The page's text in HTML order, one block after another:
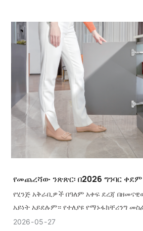
የመጨረሻው ንጽጽር፡ በ2026 ግንባር
የሂንጅ አቅራቢዎች በዓለም አቀፍ ደረጃ
አይነት አይደሉም። የተለያዩ የማኑፋክቸሪንግ
የተለያዩ የአፈጻጸም ደረጃዎች አሏቸው።
2026 05 27